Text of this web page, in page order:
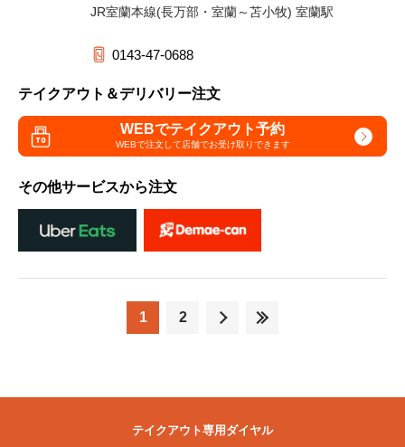
JR室蘭本線(長万部・室蘭～苫小牧) 室蘭駅
0143-47-0688
テイクアウト＆デリバリー注文
WEBでテイクアウト予約
WEBで注文して店舗でお受け取りできます
その他サービスから注文
1 2
テイクアウト専用ダイヤル